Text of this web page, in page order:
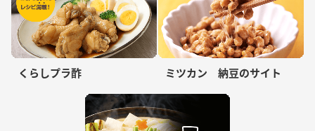
くらしプラ酢 ミツカン 納豆のサイト